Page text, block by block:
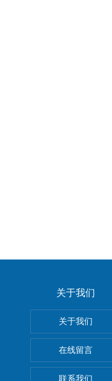
关于我们
关于我们
在线留言
联系我们